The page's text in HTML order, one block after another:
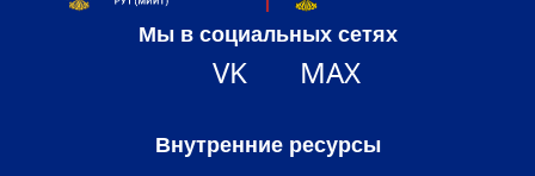
Мы в социальных сетях
VK MAX
Внутренние ресурсы